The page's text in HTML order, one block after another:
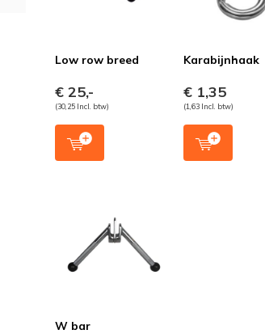
Low row breed
€ 25,-
(30,25 Incl. btw)
Karabijnhaak
€ 1,35
(1,63 Incl. btw)
W bar